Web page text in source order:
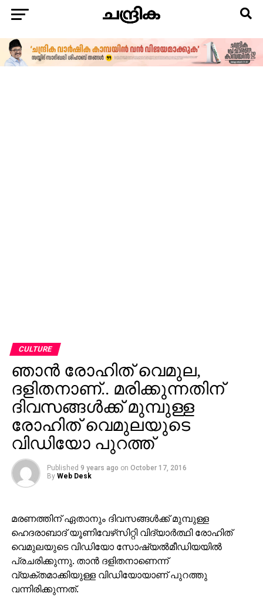
CULTURE
ഞാന്‍ രോഹിത് വെമുല,
ദളിതനാണ്.. മരിക്കുന്നതിന്
ദിവസങ്ങള്‍ക്ക് മുമ്പുള്ള
രോഹിത് വെമുലയുടെ
വിഡിയോ പുറത്ത്
Published 9 years ago on October 17, 2016
By Web Desk
മരണത്തിന് ഏതാനും ദിവസങ്ങള്‍ക്ക് മുമ്പുള്ള
ഹെദരാബാദ് യൂണിവേഴ്‌സിറ്റി വിദ്യാര്‍ത്ഥി രോഹിത്
വെമുലയുടെ വിഡിയോ സോഷ്യല്‍മീഡിയയില്‍
പ്രചരിക്കുന്നു. താന്‍ ദളിതനാണെന്ന്
വ്യക്തമാക്കിയുള്ള വിഡിയോയാണ് പുറത്തു
വന്നിരിക്കുന്നത്.